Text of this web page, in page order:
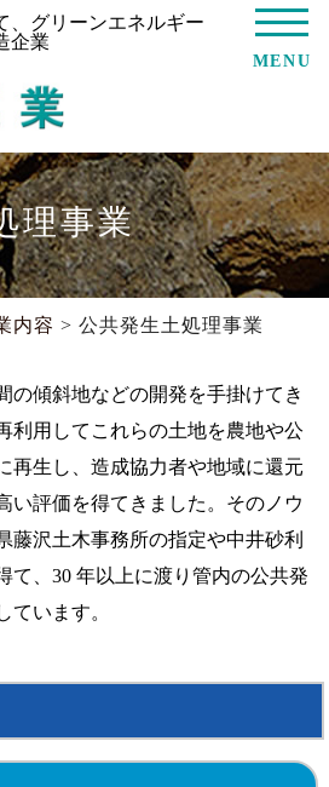
、グリーンエネルギー
企業
MENU
理事業
内容 > 公共発生土処理事業
の傾斜地などの開発を手掛けてき
利用してこれらの土地を農地や公
再生し、造成協力者や地域に還元
い評価を得てきました。そのノウ
藤沢土木事務所の指定や中井砂利
て、30 年以上に渡り管内の公共発
ています。